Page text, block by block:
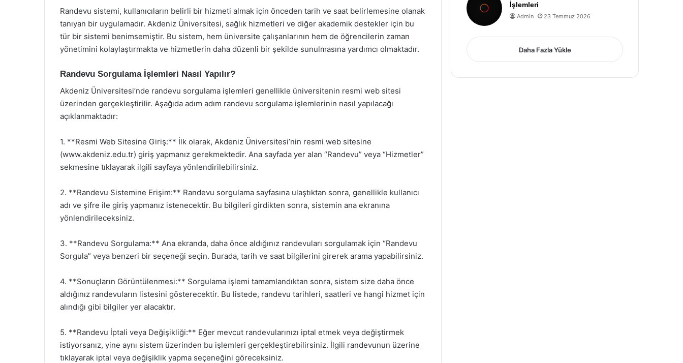
Randevu sistemi, kullanıcıların belirli bir hizmeti almak için önceden tarih ve saat belirlemesine olanak
tanıyan bir uygulamadır. Akdeniz Üniversitesi, sağlık hizmetleri ve diğer akademik destekler için bu
tür bir sistemi benimsemiştir. Bu sistem, hem üniversite çalışanlarının hem de öğrencilerin zaman
yönetimini kolaylaştırmakta ve hizmetlerin daha düzenli bir şekilde sunulmasına yardımcı olmaktadır.
Randevu Sorgulama İşlemleri Nasıl Yapılır?
Akdeniz Üniversitesi’nde randevu sorgulama işlemleri genellikle üniversitenin resmi web sitesi
üzerinden gerçekleştirilir. Aşağıda adım adım randevu sorgulama işlemlerinin nasıl yapılacağı
açıklanmaktadır:
1. **Resmi Web Sitesine Giriş:** İlk olarak, Akdeniz Üniversitesi’nin resmi web sitesine
(www.akdeniz.edu.tr) giriş yapmanız gerekmektedir. Ana sayfada yer alan “Randevu” veya “Hizmetler”
sekmesine tıklayarak ilgili sayfaya yönlendirilebilirsiniz.
2. **Randevu Sistemine Erişim:** Randevu sorgulama sayfasına ulaştıktan sonra, genellikle kullanıcı
adı ve şifre ile giriş yapmanız istenecektir. Bu bilgileri girdikten sonra, sistemin ana ekranına
yönlendirileceksiniz.
3. **Randevu Sorgulama:** Ana ekranda, daha önce aldığınız randevuları sorgulamak için “Randevu
Sorgula” veya benzeri bir seçeneği seçin. Burada, tarih ve saat bilgilerini girerek arama yapabilirsiniz.
4. **Sonuçların Görüntülenmesi:** Sorgulama işlemi tamamlandıktan sonra, sistem size daha önce
aldığınız randevuların listesini gösterecektir. Bu listede, randevu tarihleri, saatleri ve hangi hizmet için
alındığı gibi bilgiler yer alacaktır.
5. **Randevu İptali veya Değişikliği:** Eğer mevcut randevularınızı iptal etmek veya değiştirmek
istiyorsanız, yine aynı sistem üzerinden bu işlemleri gerçekleştirebilirsiniz. İlgili randevunun üzerine
tıklayarak iptal veya değişiklik yapma seçeneğini göreceksiniz.
İşlemleri
Admin 23 Temmuz 2026
Daha Fazla Yükle